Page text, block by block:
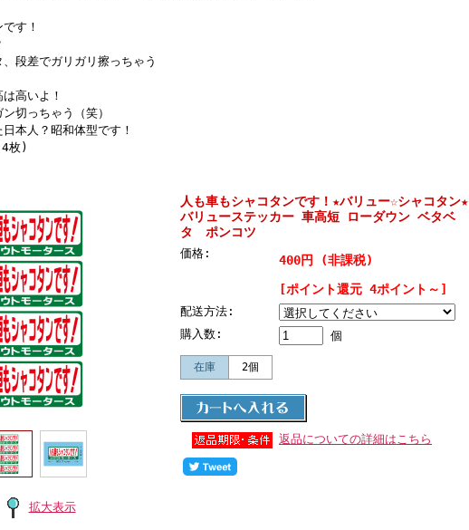
す！
段差でガリガリ擦っちゃう
高いよ！
切っちゃう（笑）
本人？昭和体型です！
枚)
拡大表示
人も車もシャコタンです！★バリュー☆シャコタン★
バリューステッカー 車高短 ローダウン ベタベ
タ ポンコツ
価格:
400円 (非課税)
[ポイント還元 4ポイント～]
配送方法:
購入数:
個
在庫 2個
返品についての詳細はこちら